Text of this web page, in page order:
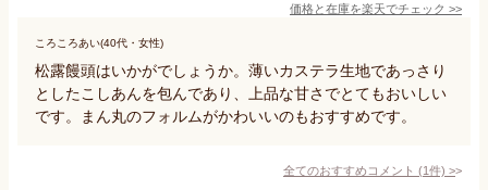
価格と在庫を楽天でチェック >>
ころころあい(40代・女性)
松露饅頭はいかがでしょうか。薄いカステラ生地であっさり
としたこしあんを包んであり、上品な甘さでとてもおいしい
です。まん丸のフォルムがかわいいのもおすすめです。
全てのおすすめコメント (1件) >